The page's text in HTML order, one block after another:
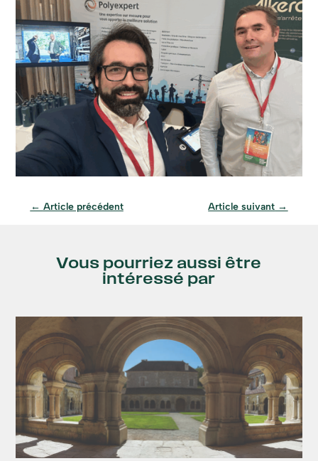
← Article précédent Article suivant →
Vous pourriez aussi être
intéressé par